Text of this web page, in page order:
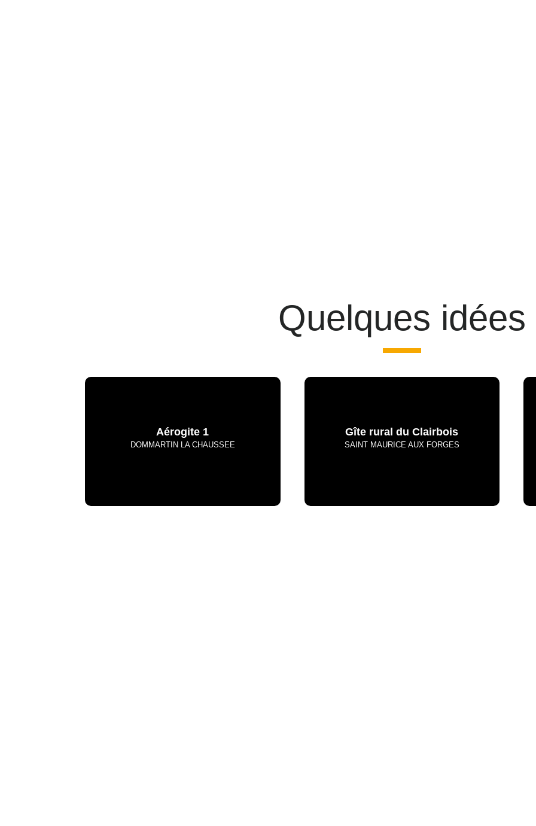
Quelques idées
Aérogite 1
DOMMARTIN LA CHAUSSEE
Gîte rural du Clairbois
SAINT MAURICE AUX FORGES